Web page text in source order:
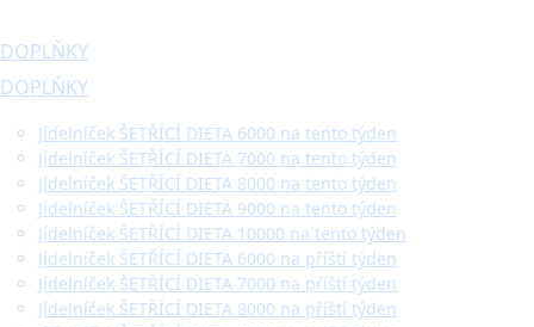
DOPLŇKY
DOPLŇKY
Jídelníček ŠETŘÍCÍ DIETA 6000 na tento týden
Jídelníček ŠETŘÍCÍ DIETA 7000 na tento týden
Jídelníček ŠETŘÍCÍ DIETA 8000 na tento týden
Jídelníček ŠETŘÍCÍ DIETA 9000 na tento týden
Jídelníček ŠETŘÍCÍ DIETA 10000 na tento týden
Jídelníček ŠETŘÍCÍ DIETA 6000 na příští týden
Jídelníček ŠETŘÍCÍ DIETA 7000 na příští týden
Jídelníček ŠETŘÍCÍ DIETA 8000 na příští týden